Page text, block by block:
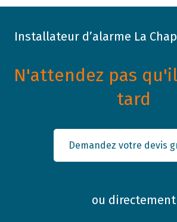
Installateur d’alarme La
N'attendez pas
tard
Demandez votre devis
ou directement